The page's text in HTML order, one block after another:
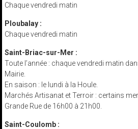
Chaque vendredi matin
Ploubalay :
Chaque vendredi matin
Saint-Briac-sur-Mer :
Toute l’année : chaque vendredi matin
Mairie.
En saison : le lundi à la Houle.
Marchés Artisanat et Terroir : certains
Grande Rue de 16h00 à 21h00.
Saint-Coulomb :